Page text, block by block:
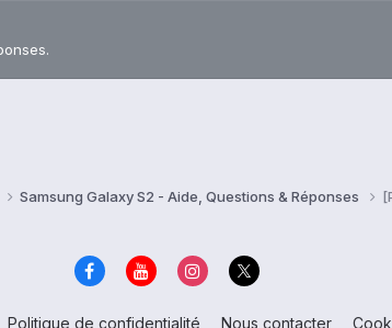
Samsung Galaxy S2 - Aide, Questions & Réponses
Politique de confidentialité Nous contacter